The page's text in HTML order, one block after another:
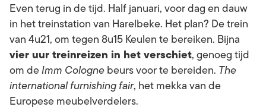
Even terug in de tijd. Half januari, voor dag en dauw
in het treinstation van Harelbeke. Het plan? De trein
van 4u21, om tegen 8u15 Keulen te bereiken. Bijna
vier uur treinreizen in het verschiet, genoeg tijd
om deImm Colognebeurs voor te bereiden. The
international furnishing fair, het mekka van de
Europese meubelverdelers.